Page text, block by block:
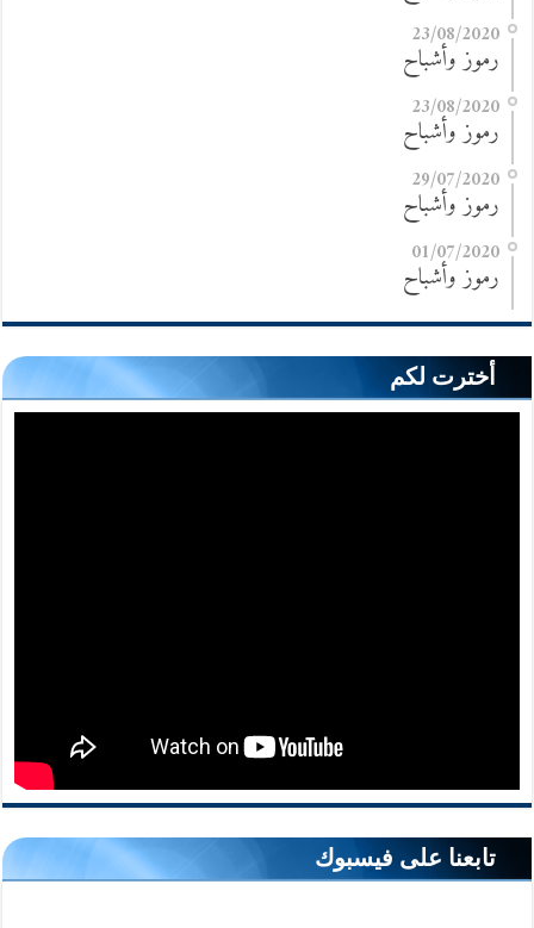
23/08/2020
رموز وأشباح
23/08/2020
رموز وأشباح
29/07/2020
رموز وأشباح
01/07/2020
رموز وأشباح
أخترت لكم
تابعنا على فيسبوك